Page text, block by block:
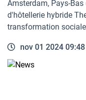
Amsterdam, Pays-
d'hôtellerie hybride
transformation
nov 01 2024 09:48